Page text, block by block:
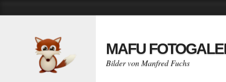
MAFU
Bilder von Manfred Fuchs